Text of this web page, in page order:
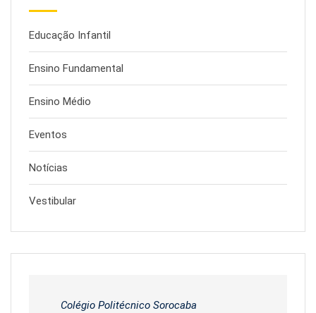
Educação Infantil
Ensino Fundamental
Ensino Médio
Eventos
Notícias
Vestibular
Colégio Politécnico Sorocaba